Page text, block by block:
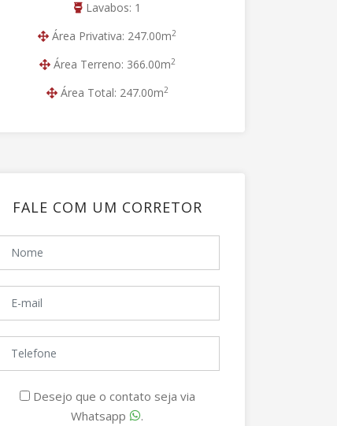
Lavabos: 1
Área Privativa: 247.00m2
Área Terreno: 366.00m2
Área Total: 247.00m2
FALE COM UM CORRETOR
Desejo que o contato seja via
Whatsapp
.